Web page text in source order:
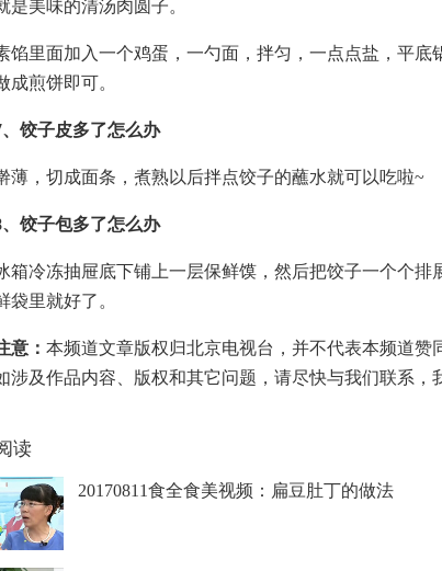
是美味的清汤肉圆子。
馅里面加入一个鸡蛋，一勺面，拌匀，一点点盐，平底
成煎饼即可。
、饺子皮多了怎么办
薄，切成面条，煮熟以后拌点饺子的蘸水就可以吃啦~
、饺子包多了怎么办
箱冷冻抽屉底下铺上一层保鲜馍，然后把饺子一个个排
袋里就好了。
意： 本频道文章版权归北京电视台，并不代表本频道赞
涉及作品内容、版权和其它问题，请尽快与我们联系，
读
20170811食全食美视频：扁豆肚丁的做法